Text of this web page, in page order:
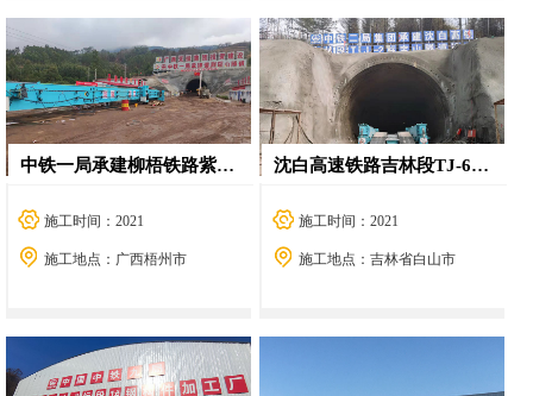
中铁一局承建柳梧铁路紫荆瑶山隧道移动栈桥
施工时间：2021
施工地点：广西梧州市
沈白高速铁路吉林段TJ-6标宝山隧道移动栈桥
施工时间：2021
施工地点：吉林省白山市